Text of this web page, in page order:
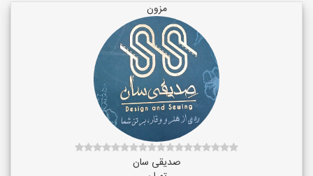
مزون
صدیقی سان